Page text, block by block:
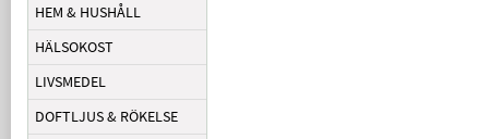
HEM & HUSHÅLL
HÄLSOKOST
LIVSMEDEL
DOFTLJUS & RÖKELSE